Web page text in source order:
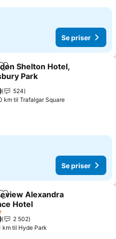
Se priser
Legg til i favoritter
Shelton Hotel,
Park
524
km til Trafalgar Square
Se priser
Legg til i favoritter
Alexandra
Hotel
2 502
km til Hyde Park